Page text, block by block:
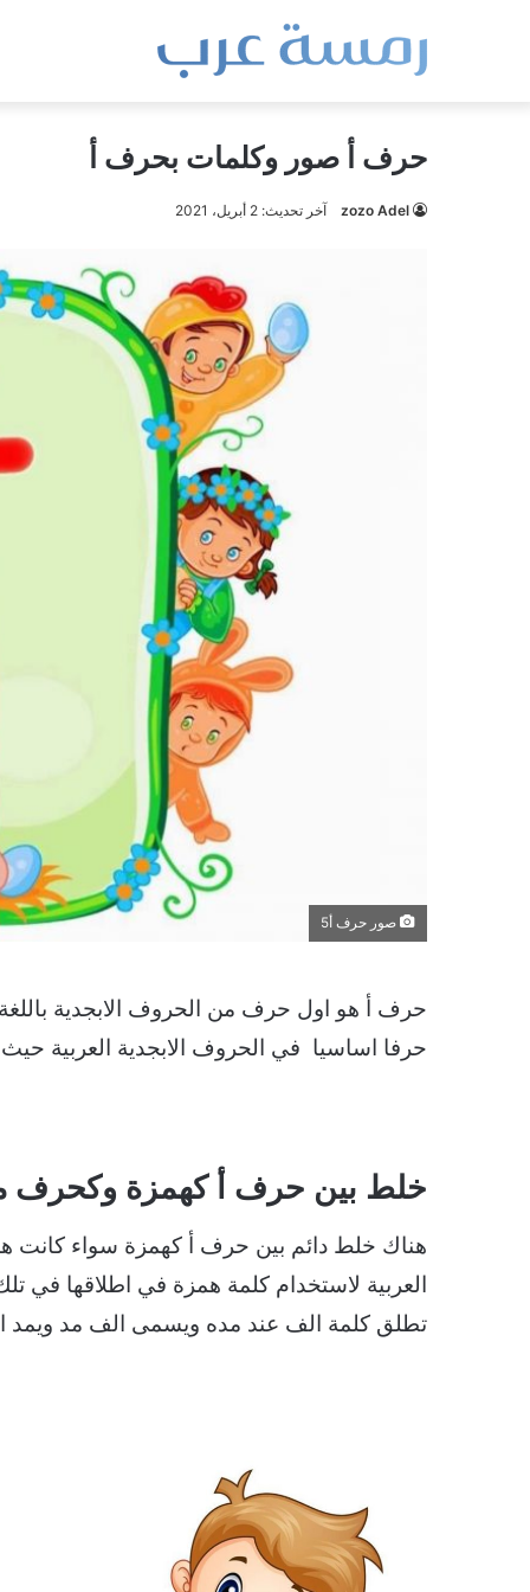
حرف أ صور وكلمات بحرف أ
zozo Adel آخر تحديث: 2 أبريل، 2021
صور حرف أ5
حرف أ هو اول حرف من الحروف الابجدية
حرفا اساسيا في الحروف الابجدية العربية
خلط بين حرف أ كهمزة وكحرف
هناك خلط دائم بين حرف أ كهمزة سواء كانت
العربية لاستخدام كلمة همزة في اطلاقها في
تطلق كلمة الف عند مده ويسمى الف مد